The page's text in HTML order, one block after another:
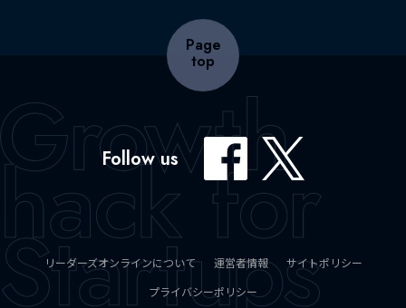
Page
top
Follow us
リーダーズオンラインについて 運営者情報
サイトポリシー
プライバシーポリシー